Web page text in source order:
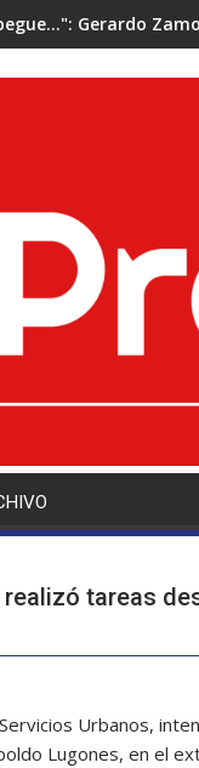
Gerardo
tareas
Urbanos,
Lugones, en el